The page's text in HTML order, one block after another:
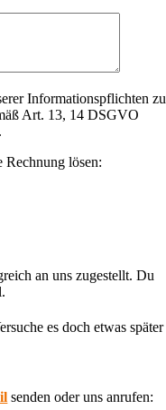
Informationspflichten
Art. 13, 14 DSGVO
.
lösen:
an uns zugestellt. Du
es doch etwas später
senden oder uns anrufen: